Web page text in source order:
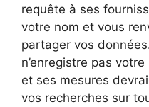
requête à ses
votre nom et vous
partager vos
n’enregistre pas
et ses mesures
vos recherches sur